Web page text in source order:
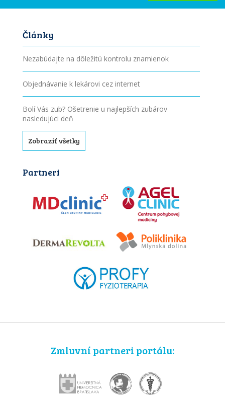
Články
Nezabúdajte na dôležitú kontrolu znamienok
Objednávanie k lekárovi cez internet
Bolí Vás zub? Ošetrenie u najlepších zubárov
nasledujúci deň
Zobraziť všetky
Partneri
Zmluvní partneri portálu: